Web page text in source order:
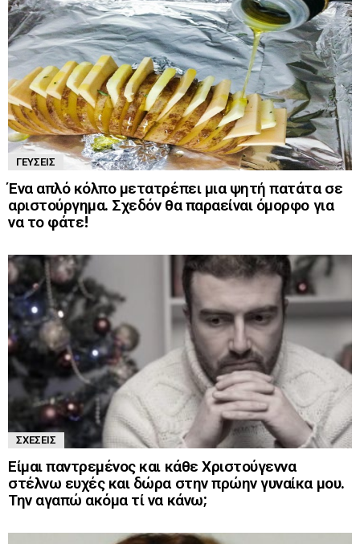
ΓΕΎΣΕΙΣ
Ένα απλό κόλπο μετατρέπει μια ψητή πατάτα σε
αριστούργημα. Σχεδόν θα παραείναι όμορφο για
να το φάτε!
ΣΧΈΣΕΙΣ
Είμαι παντρεμένος και κάθε Χριστούγεννα
στέλνω ευχές και δώρα στην πρώην γυναίκα μου.
Την αγαπώ ακόμα τί να κάνω;